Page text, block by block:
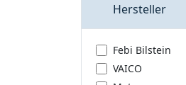
Hersteller
Febi Bilstein
VAICO